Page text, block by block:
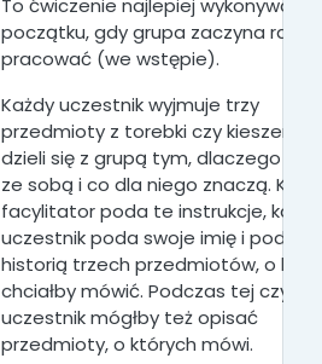
To ćwiczenie najlepiej wykonywać
początku, gdy grupa zaczyna
pracować (we wstępie).
Każdy uczestnik wyjmuje trzy
przedmioty z torebki czy kieszeni i
dzieli się z grupą tym, dlaczego ma
ze sobą i co dla niego znaczą.
facylitator poda te instrukcje, każdy
uczestnik poda swoje imię i podzieli
historią trzech przedmiotów, o
chciałby mówić. Podczas tej
uczestnik mógłby też opisać
przedmioty, o których mówi.